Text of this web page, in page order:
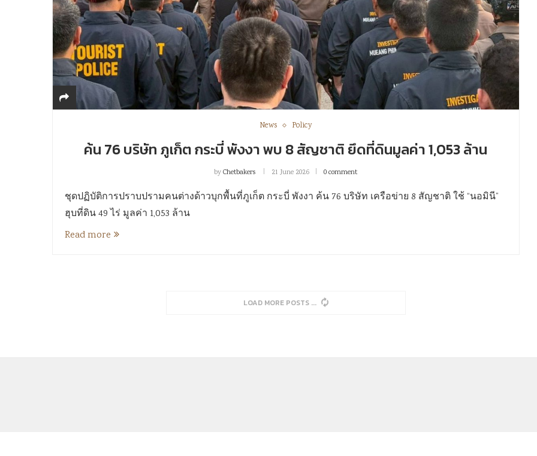
News Policy
ค้น 76 บริษัท ภูเก็ต กระบี่ พังงา พบ 8 สัญชาติ ยึดที่ดินมูลค่า 1,053 ล้าน
byChetbakers 21 June 2026 0 comment
ชุดปฏิบัติการปราบปรามคนต่างด้าวบุกพื้นที่ภูเก็ต กระบี่ พังงา ค้น 76 บริษัท เครือข่าย 8 สัญชาติ ใช้ “นอมินี”
ฮุบที่ดิน 49 ไร่ มูลค่า 1,053 ล้าน
Read more
SORRY, NO MORE POSTS